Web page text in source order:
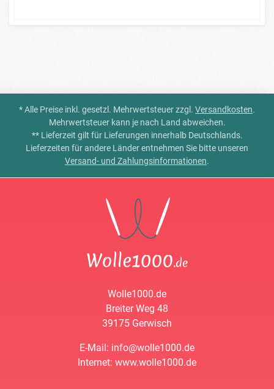
* Alle Preise inkl. gesetzl. Mehrwertsteuer zzgl. Versandkosten.
Mehrwertsteuer kann je nach Land abweichen.
** Lieferzeit gilt für Lieferungen innerhalb Deutschlands.
Lieferzeiten für andere Länder entnehmen Sie bitte unseren
Versand- und Zahlungsinformationen.
Wolle1000.de
Breiter Weg 48
39175 Gerwisch
E-Mail: info@wolle1000.de
Internet: www.wolle1000.de